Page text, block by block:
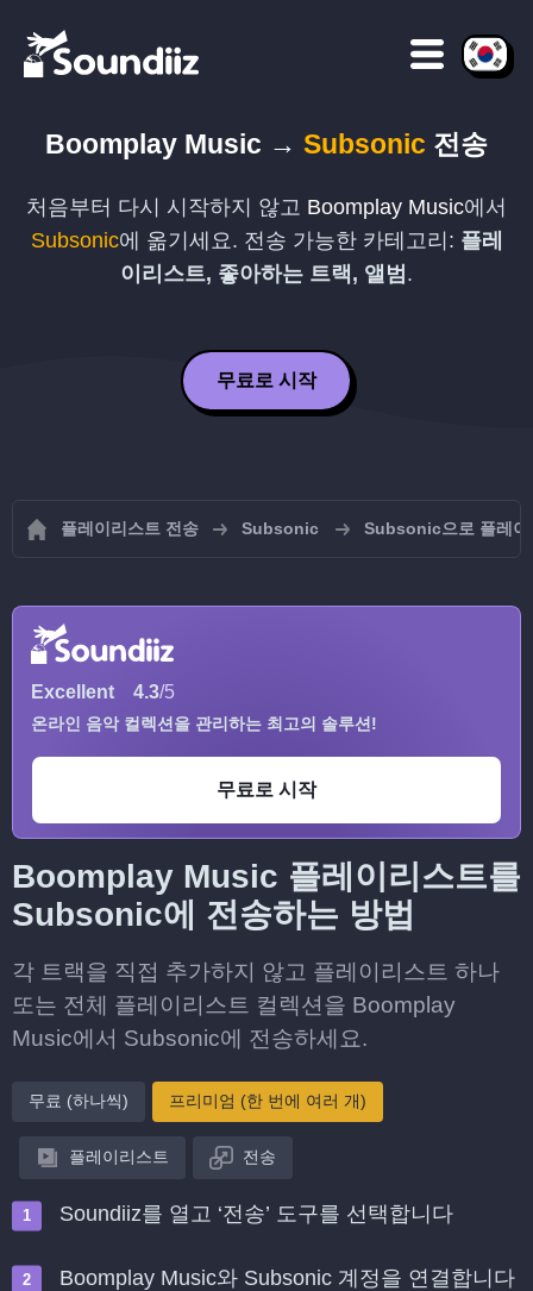
Boomplay Music → Subsonic 전송
처음부터 다시 시작하지 않고 Boomplay Music에서
Subsonic에 옮기세요. 전송 가능한 카테고리: 플레
이리스트, 좋아하는 트랙, 앨범 .
무료로 시작
플레이리스트 전송 Subsonic Subsonic으로 플레이
Excellent 4.3/5
온라인 음악 컬렉션을 관리하는 최고의 솔루션!
무료로 시작
Boomplay Music 플레이리스트를
Subsonic에 전송하는 방법
각 트랙을 직접 추가하지 않고 플레이리스트 하나
또는 전체 플레이리스트 컬렉션을 Boomplay
Music에서 Subsonic에 전송하세요.
무료 (하나씩) 프리미엄 (한 번에 여러 개)
플레이리스트 전송
Soundiiz를 열고 ‘전송’ 도구를 선택합니다
Boomplay Music와 Subsonic 계정을 연결합니다